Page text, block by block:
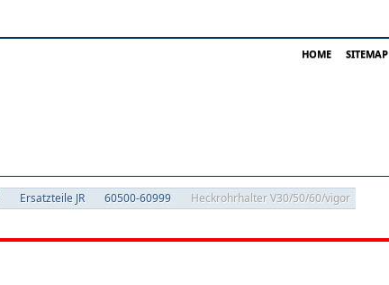
HOME SITEMAP
Ersatzteile JR 60500-60999
Heckrohrhalter V30/50/60/vigor